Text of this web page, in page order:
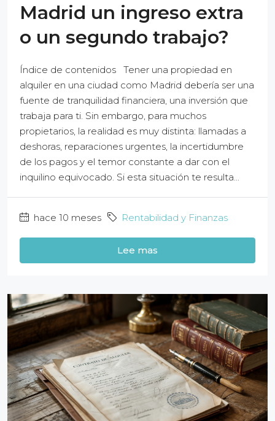
Madrid un ingreso extra
o un segundo trabajo?
Índice de contenidos Tener una propiedad en
alquiler en una ciudad como Madrid debería ser una
fuente de tranquilidad financiera, una inversión que
trabaja para ti. Sin embargo, para muchos
propietarios, la realidad es muy distinta: llamadas a
deshoras, reparaciones urgentes, la incertidumbre
de los pagos y el temor constante a dar con el
inquilino equivocado. Si esta situación te resulta...
hace 10 meses Rentabilidad y Finanzas
Lee mas